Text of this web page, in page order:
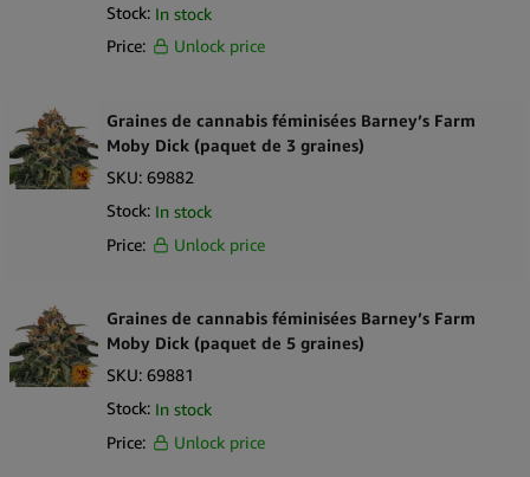
Stock: In stock
Price:
Unlock price
Graines de cannabis féminisées Barney’s Farm
Moby Dick (paquet de 3 graines)
SKU: 69882
Stock: In stock
Price:
Unlock price
Graines de cannabis féminisées Barney’s Farm
Moby Dick (paquet de 5 graines)
SKU: 69881
Stock: In stock
Price:
Unlock price